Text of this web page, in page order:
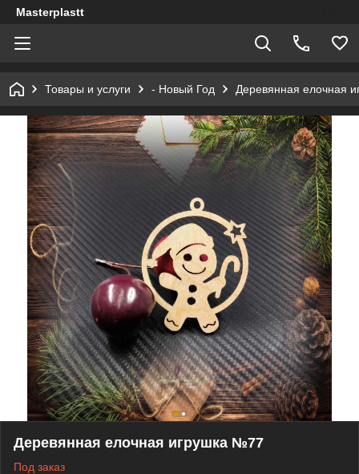
Masterplastt
Товары и услуги - Новый Год Деревянная елочная
Деревянная елочная игрушка №77
Под заказ